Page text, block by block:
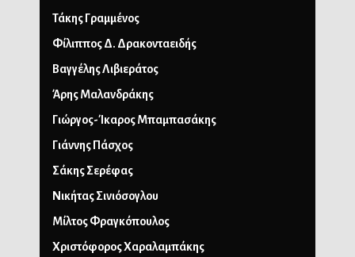
Τάκης Γραμμένος
Φίλιππος Δ. Δρακονταειδής
Βαγγέλης Λιβιεράτος
Άρης Μαλανδράκης
Γιώργος-Ίκαρος Μπαμπασάκης
Γιάννης Πάσχος
Σάκης Σερέφας
Νικήτας Σινιόσογλου
Μίλτος Φραγκόπουλος
Χριστόφορος Χαραλαμπάκης